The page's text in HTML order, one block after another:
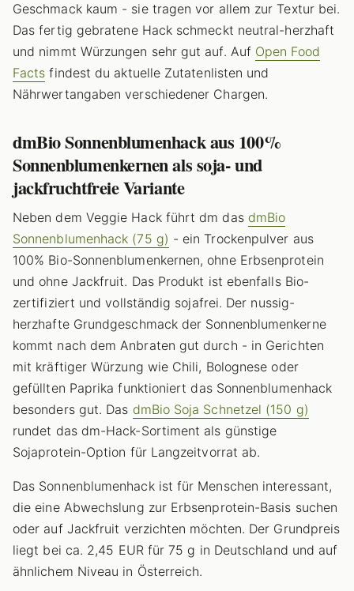
Geschmack kaum - sie tragen vor allem zur Textur bei.
Das fertig gebratene Hack schmeckt neutral-herzhaft
und nimmt Würzungen sehr gut auf. Auf Open Food
Facts findest du aktuelle Zutatenlisten und
Nährwertangaben verschiedener Chargen.
dmBio Sonnenblumenhack aus 100%
Sonnenblumenkernen als soja- und
jackfruchtfreie Variante
Neben dem Veggie Hack führt dm das dmBio
Sonnenblumenhack (75 g) - ein Trockenpulver aus
100% Bio-Sonnenblumenkernen, ohne Erbsenprotein
und ohne Jackfruit. Das Produkt ist ebenfalls Bio-
zertifiziert und vollständig sojafrei. Der nussig-
herzhafte Grundgeschmack der Sonnenblumenkerne
kommt nach dem Anbraten gut durch - in Gerichten
mit kräftiger Würzung wie Chili, Bolognese oder
gefüllten Paprika funktioniert das Sonnenblumenhack
besonders gut. Das dmBio Soja Schnetzel (150 g)
rundet das dm-Hack-Sortiment als günstige
Sojaprotein-Option für Langzeitvorrat ab.
Das Sonnenblumenhack ist für Menschen interessant,
die eine Abwechslung zur Erbsenprotein-Basis suchen
oder auf Jackfruit verzichten möchten. Der Grundpreis
liegt bei ca. 2,45 EUR für 75 g in Deutschland und auf
ähnlichem Niveau in Österreich.